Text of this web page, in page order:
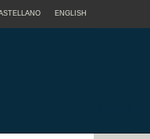
ENGLISH